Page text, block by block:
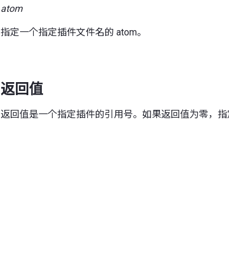
atom
指定一个指定插件文件名的 atom。
返回值
返回值是一个指定插件的引用号。如果返回值为零，指